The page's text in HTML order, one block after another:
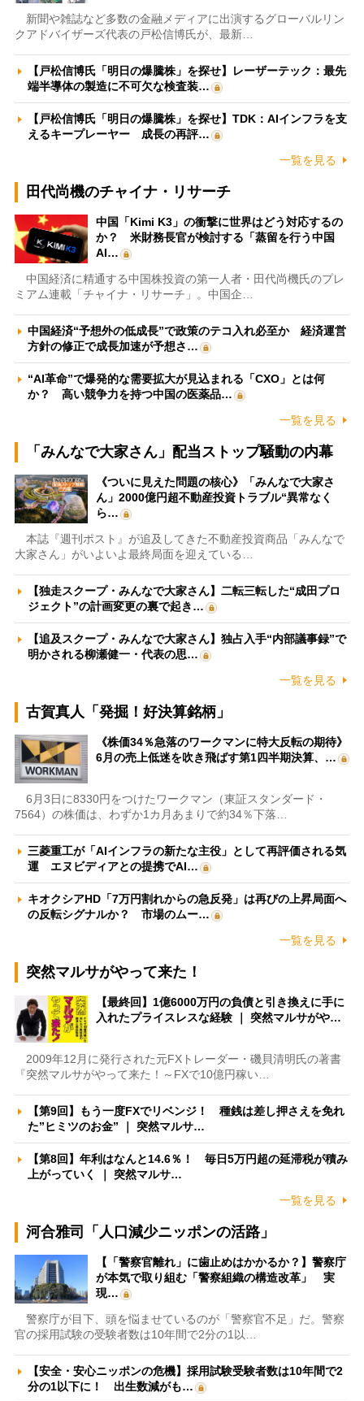
新聞や雑誌など多数の金融メディアに出演するグローバルリン
クアドバイザーズ代表の戸松信博氏が、最新…
【戸松信博氏「明日の爆騰株」を探せ】レーザーテック：最先
端半導体の製造に不可欠な検査装…
【戸松信博氏「明日の爆騰株」を探せ】TDK：AIインフラを支
えるキープレーヤー 成長の再評…
一覧を見る
田代尚機のチャイナ・リサーチ
中国「Kimi K3」の衝撃に世界はどう対応するの
か？ 米財務長官が検討する「蒸留を行う中国
AI…
中国経済に精通する中国株投資の第一人者・田代尚機氏のプレ
ミアム連載「チャイナ・リサーチ」。中国企…
中国経済“予想外の低成長”で政策のテコ入れ必至か 経済運営
方針の修正で成長加速が予想さ…
“AI革命”で爆発的な需要拡大が見込まれる「CXO」とは何
か？ 高い競争力を持つ中国の医薬品…
一覧を見る
「みんなで大家さん」配当ストップ騒動の内幕
《ついに見えた問題の核心》「みんなで大家さ
ん」2000億円超不動産投資トラブル“異常なく
ら…
本誌『週刊ポスト』が追及してきた不動産投資商品「みんなで
大家さん」がいよいよ最終局面を迎えている…
【独走スクープ・みんなで大家さん】二転三転した“成田プロ
ジェクト”の計画変更の裏で起き…
【追及スクープ・みんなで大家さん】独占入手“内部議事録”で
明かされる柳瀬健一・代表の思…
一覧を見る
古賀真人「発掘！好決算銘柄」
《株価34％急落のワークマンに特大反転の期待》
6月の売上低迷を吹き飛ばす第1四半期決算、…
6月3日に8330円をつけたワークマン（東証スタンダード・
7564）の株価は、わずか1カ月あまりで約34％下落…
三菱重工が「AIインフラの新たな主役」として再評価される気
運 エヌビディアとの提携でAI…
キオクシアHD「7万円割れからの急反発」は再びの上昇局面へ
の反転シグナルか？ 市場のムー…
一覧を見る
突然マルサがやって来た！
【最終回】1億6000万円の負債と引き換えに手に
入れたプライスレスな経験 ｜ 突然マルサがや…
2009年12月に発行された元FXトレーダー・磯貝清明氏の著書
『突然マルサがやって来た！～FXで10億円稼い…
【第9回】もう一度FXでリベンジ！ 種銭は差し押さえを免れ
た”ヒミツのお金” ｜ 突然マルサ…
【第8回】年利はなんと14.6％！ 毎日5万円超の延滞税が積み
上がっていく ｜ 突然マルサ…
一覧を見る
河合雅司「人口減少ニッポンの活路」
【「警察官離れ」に歯止めはかかるか？】警察庁
が本気で取り組む「警察組織の構造改革」 実
現…
警察庁が目下、頭を悩ませているのが「警察官不足」だ。警察
官の採用試験の受験者数は10年間で2分の1以…
【安全・安心ニッポンの危機】採用試験受験者数は10年間で2
分の1以下に！ 出生数減がも…